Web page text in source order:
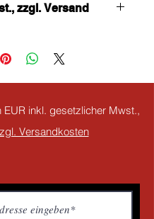
zzgl. Versand
EUR inkl. gesetzlicher Mwst.,
Versandkosten